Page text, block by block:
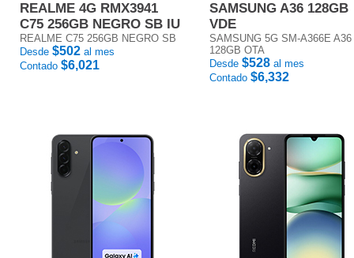
REALME 4G RMX3941
C75 256GB NEGRO SB IU
REALME C75 256GB NEGRO SB
Desde $502 al mes
Contado $6,021
SAMSUNG A36 128GB
VDE
SAMSUNG 5G SM-A366E A36
128GB OTA
Desde $528 al mes
Contado $6,332